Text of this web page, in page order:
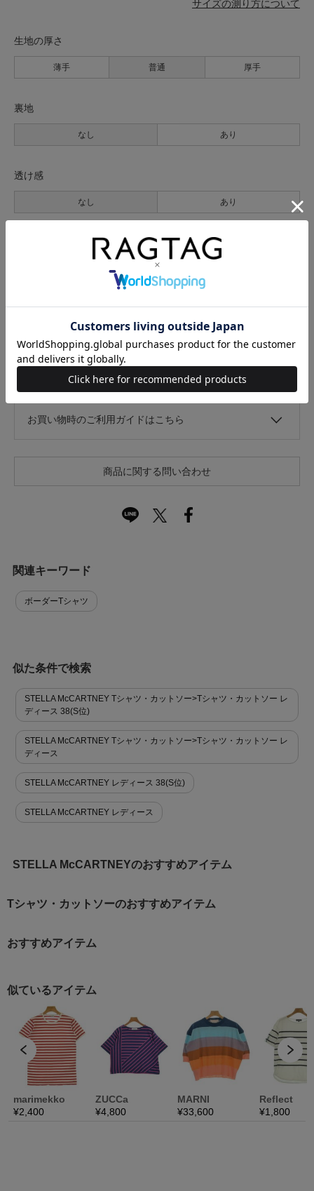
サイズの測り方について
生地の厚さ
薄手 普通 厚手
裏地
なし あり
透け感
なし あり
光沢
あり
キャンセル・返品について
お買い物時のご利用ガイドはこちら
商品に関する問い合わせ
関連キーワード
ボーダーTシャツ
似た条件で検索
STELLA McCARTNEY Tシャツ・カットソー>Tシャツ・カットソー レ
ディース 38(S位)
STELLA McCARTNEY Tシャツ・カットソー>Tシャツ・カットソー レ
ディース
STELLA McCARTNEY レディース 38(S位)
STELLA McCARTNEY レディース
STELLA McCARTNEYのおすすめアイテム
Tシャツ・カットソーのおすすめアイテム
おすすめアイテム